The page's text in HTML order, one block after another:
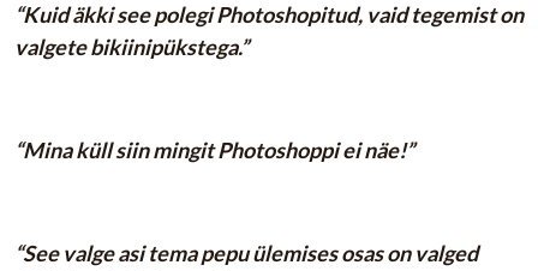
“Kuid äkki see polegi Photoshopitud, vaid tegemist on
valgete bikiinipükstega.”
“Mina küll siin mingit Photoshoppi ei näe!”
“See valge asi tema pepu ülemises osas on valged